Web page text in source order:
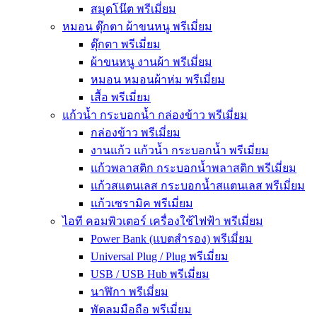
สมุดโน๊ต พรีเมี่ยม
หมอน ตุ๊กตา ผ้าขนหนู พรีเมี่ยม
ตุ๊กตา พรีเมี่ยม
ผ้าขนหนู งานผ้า พรีเมี่ยม
หมอน หมอนผ้าห่ม พรีเมี่ยม
เสื้อ พรีเมี่ยม
แก้วน้ำ กระบอกน้ำ กล่องข้าว พรีเมี่ยม
กล่องข้าว พรีเมี่ยม
งานแก้ว แก้วน้ำ กระบอกน้ำ พรีเมี่ยม
แก้วพลาสติก กระบอกน้ำพลาสติก พรีเมี่ยม
แก้วสแตนเลส กระบอกน้ำสแตนเลส พรีเมี่ยม
แก้วเซรามิค พรีเมี่ยม
ไอที คอมพิวเตอร์ เครื่องใช้ไฟฟ้า พรีเมี่ยม
Power Bank (แบตสำรอง) พรีเมี่ยม
Universal Plug / Plug พรีเมี่ยม
USB / USB Hub พรีเมี่ยม
นาฬิกา พรีเมี่ยม
พัดลมมือถือ พรีเมี่ยม